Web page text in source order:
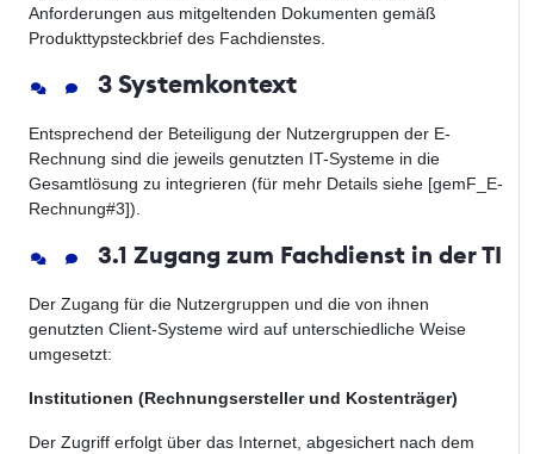
Anforderungen aus mitgeltenden Dokumenten gemäß
Produkttypsteckbrief des Fachdienstes.
3 Systemkontext
Entsprechend der Beteiligung der Nutzergruppen der E-
Rechnung sind die jeweils genutzten IT-Systeme in die
Gesamtlösung zu integrieren (für mehr Details siehe [gemF_E-
Rechnung#3]).
3.1 Zugang zum Fachdienst in der TI
Der Zugang für die Nutzergruppen und die von ihnen
genutzten Client-Systeme wird auf unterschiedliche Weise
umgesetzt:
Institutionen (Rechnungsersteller und Kostenträger)
Der Zugriff erfolgt über das Internet, abgesichert nach dem